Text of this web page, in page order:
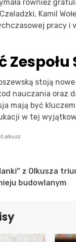
również
Kamil
pracy i
stoją
nauczania oraz
mają być
w tej
z Olkusza
budowlanym